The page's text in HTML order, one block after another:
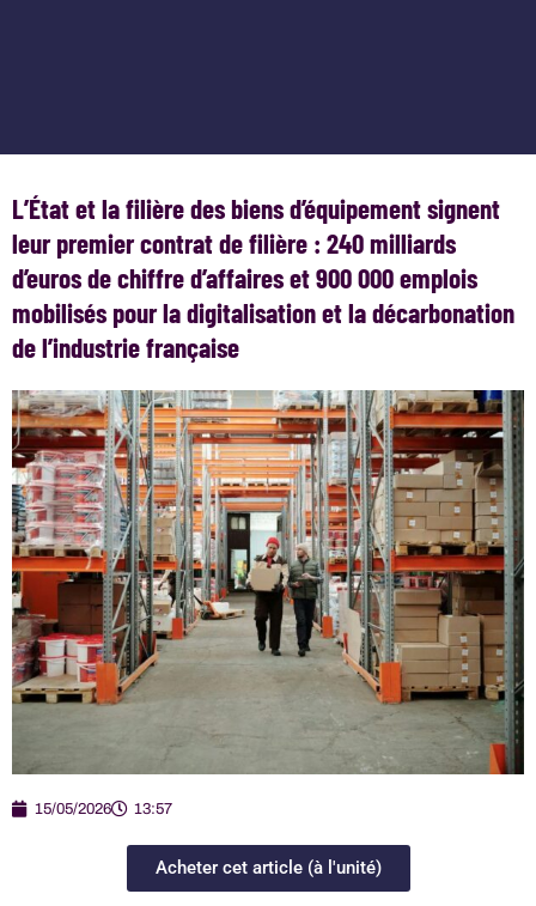
L’État et la filière des biens d’équipement signent
leur premier contrat de filière : 240 milliards
d’euros de chiffre d’affaires et 900 000 emplois
mobilisés pour la digitalisation et la décarbonation
de l’industrie française
15/05/2026 13:57
Acheter cet article (à l'unité)